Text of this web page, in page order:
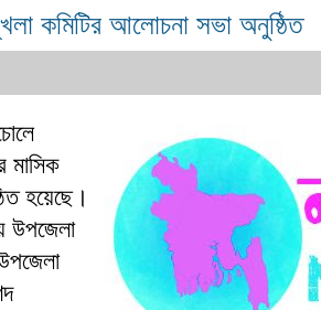
কমিটির আলোচনা সভা অনুষ্ঠিত
মাসিক
হয়েছে।
উপজেলা